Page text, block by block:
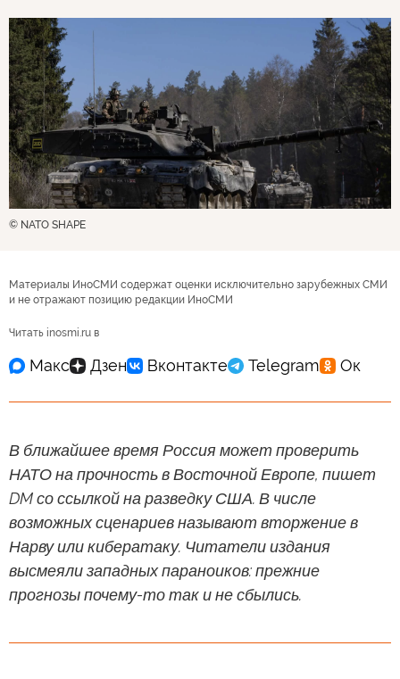
© NATO SHAPE
Материалы ИноСМИ содержат оценки исключительно зарубежных СМИ
и не отражают позицию редакции ИноСМИ
Читать inosmi.ru в
В ближайшее время Россия может проверить
НАТО на прочность в Восточной Европе, пишет
DM со ссылкой на разведку США. В числе
возможных сценариев называют вторжение в
Нарву или кибератаку. Читатели издания
высмеяли западных параноиков: прежние
прогнозы почему-то так и не сбылись.